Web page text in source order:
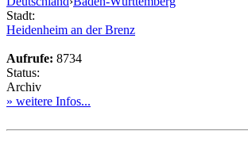
Stadt:
Heidenheim an der Brenz
Aufrufe: 8734
Status:
Archiv
» weitere Infos...